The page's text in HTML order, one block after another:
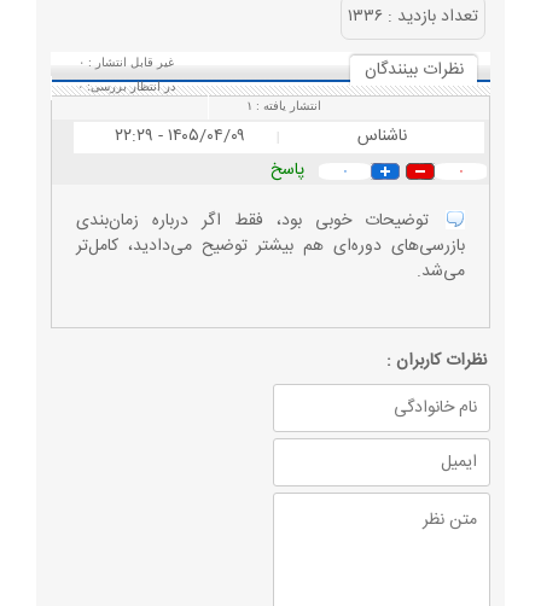
تعداد بازديد : ۱۳۳۶
نظرات بينندگان
غیر قابل انتشار : ۰
در انتظار بررسی:۰
انتشار یافته : ۱
ناشناس | ۱۴۰۵/۰۴/۰۹ - ۲۲:۲۹
۰ ۰
پاسخ
توضیحات خوبی بود، فقط اگر درباره زمان‌بندی
بازرسی‌های دوره‌ای هم بیشتر توضیح می‌دادید، کامل‌تر
می‌شد.
نظرات كاربران :